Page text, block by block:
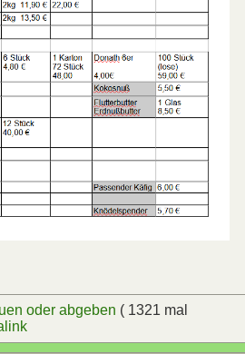
oder abgeben ( 1321 mal